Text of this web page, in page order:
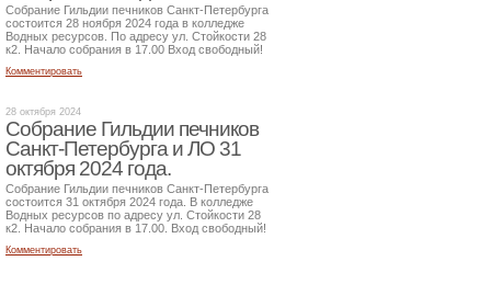
Собрание Гильдии печников Санкт-Петербурга
состоится 28 ноября 2024 года в колледже
Водных ресурсов. По адресу ул. Стойкости 28
к2. Начало собрания в 17.00 Вход свободный!
Комментировать
28 октября 2024
Собрание Гильдии печников
Санкт-Петербурга и ЛО 31
октября 2024 года.
Собрание Гильдии печников Санкт-Петербурга
состоится 31 октября 2024 года. В колледже
Водных ресурсов по адресу ул. Стойкости 28
к2. Начало собрания в 17.00. Вход свободный!
Комментировать